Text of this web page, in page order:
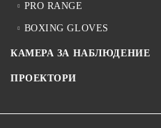
PRO RANGE
BOXING GLOVES
КАМЕРА ЗА НАБЛЮДЕНИЕ
ПРОЕКТОРИ